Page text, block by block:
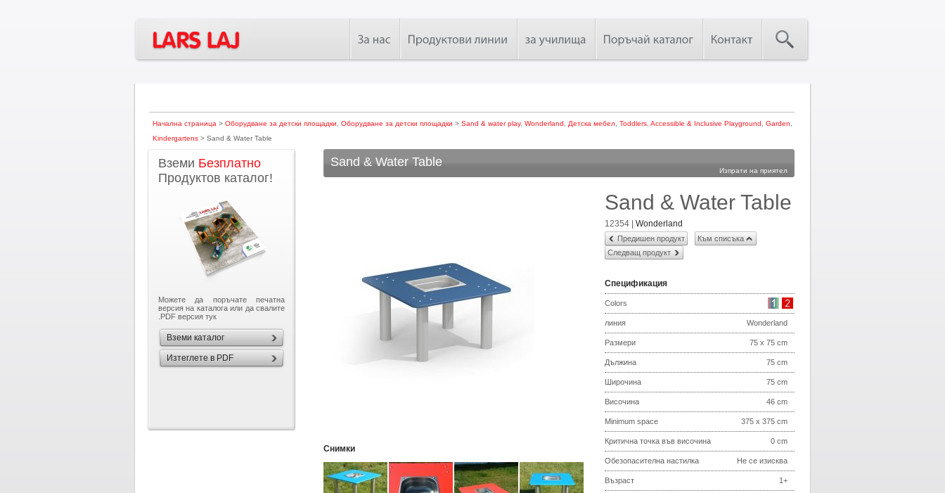
Начална страница > Оборудване за детски площадки Оборудване за детски площадки > Sand & water play, Wonderland Детска мебел Toddlers Accessible & Inclusive Playground Garden
Kindergartens > Sand & Water Table
Вземи Безплатно
Продуктов каталог!
Можете да поръчате печатна
версия на каталога или да свалите
.PDF версия тук
Вземи каталог
Изтеглете в PDF
Sand & Water Table
Изпрати на приятел
Снимки
Sand & Water Table
12354 Wonderland
Предишен продукт
Към списъка
Следващ продукт
Спецификация
Colors
линия Wonderland
Размери 75 x 75 cm
Дължина 75 cm
Широчина 75 cm
Височина 46 cm
Minimum space 375 x 375 cm
Критична точка във височина 0 cm
Обезопасителна настилка Не се изисква
Възраст 1+